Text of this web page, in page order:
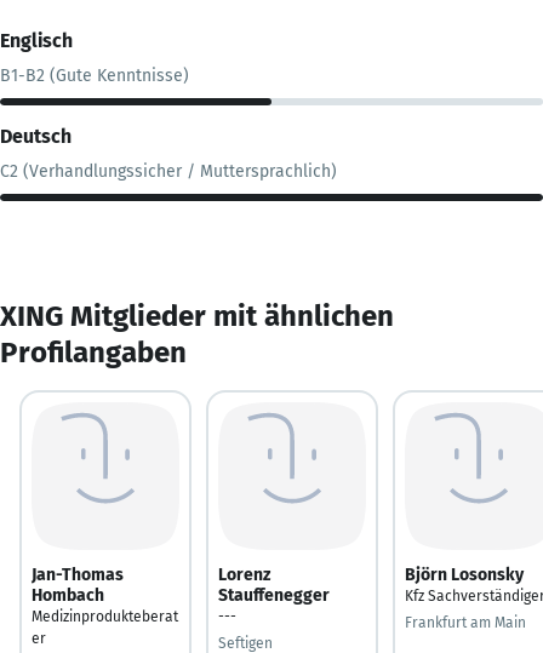
Englisch
B1-B2 (Gute Kenntnisse)
Deutsch
C2 (Verhandlungssicher / Muttersprachlich)
XING Mitglieder mit ähnlichen
Profilangaben
Jan-Thomas
Hombach
Medizinprodukteberat
er
Lorenz
Stauffenegger
---
Seftigen
Björn Losonsky
Kfz
Frankfurt am Main